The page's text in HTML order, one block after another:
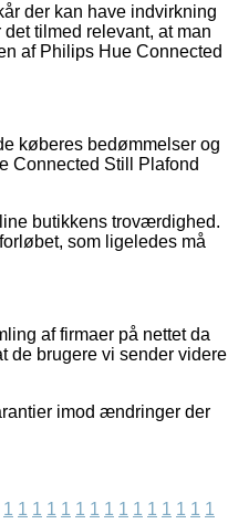
der kan have indvirkning
tilmed relevant, at man
af Philips Hue Connected
køberes bedømmelser og
Connected Still Plafond
butikkens troværdighed.
som ligeledes må
af firmaer på nettet da
de brugere vi sender videre
imod ændringer der
1 1 1 1 1 1 1 1 1 1 1 1 1 1 1